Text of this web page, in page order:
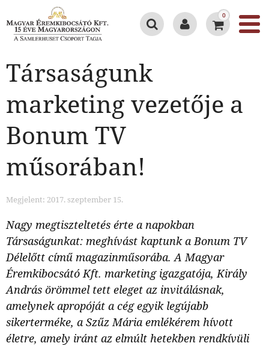
0
Társaságunk
marketing vezetője a
Bonum TV
műsorában!
Megjelent: 2017. szeptember 15.
Nagy megtiszteltetés érte a napokban
Társaságunkat: meghívást kaptunk a Bonum TV
Délelőtt című magazinműsorába. A Magyar
Éremkibocsátó Kft. marketing igazgatója, Király
András örömmel tett eleget az invitálásnak,
amelynek apropóját a cég egyik legújabb
sikerterméke, a Szűz Mária emlékérem hívott
életre, amely iránt az elmúlt hetekben rendkívüli